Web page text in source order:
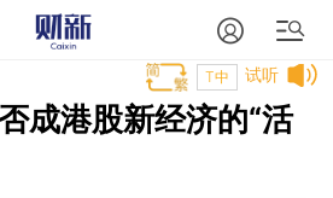
试听
T中
成港股新经济的“活